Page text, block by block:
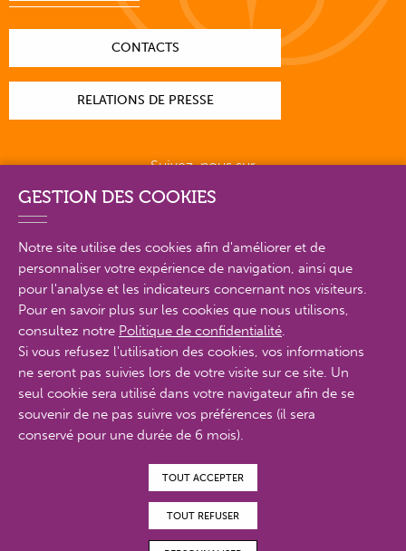
CONTACTS
RELATIONS DE PRESSE
Suivez-nous sur
PLAN DU SITE EN DÉTAIL
© Proximit Digital 2022
MENTIONS LÉGALES
POLITIQUE DE CONFIDENTIALITÉ
CONTACTS
GESTION DES COOKIES
Notre site utilise des cookies afin d'améliorer et de
personnaliser votre expérience de navigation, ainsi que
pour l'analyse et les indicateurs concernant nos visiteurs.
Pour en savoir plus sur les cookies que nous utilisons,
consultez notre Politique de confidentialité.
Si vous refusez l'utilisation des cookies, vos informations
ne seront pas suivies lors de votre visite sur ce site. Un
seul cookie sera utilisé dans votre navigateur afin de se
souvenir de ne pas suivre vos préférences (il sera
conservé pour une durée de 6 mois).
TOUT ACCEPTER
TOUT REFUSER